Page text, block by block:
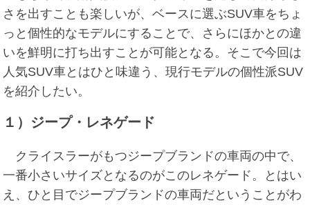
さを出すことも楽しいが、ベースに選ぶSUV車をちょ
っと個性的なモデルにすることで、さらにほかとの違
いを鮮明に打ち出すことが可能となる。そこで今回は
人気SUV車とはひと味違う、現行モデルの個性派SUV
を紹介したい。
１）ジープ・レネゲード
クライスラーがもつジープブランドの車両の中で、
一番小さいサイズとなるのがこのレネゲード。とはい
え、ひと目でジープブランドの車両だということがわ